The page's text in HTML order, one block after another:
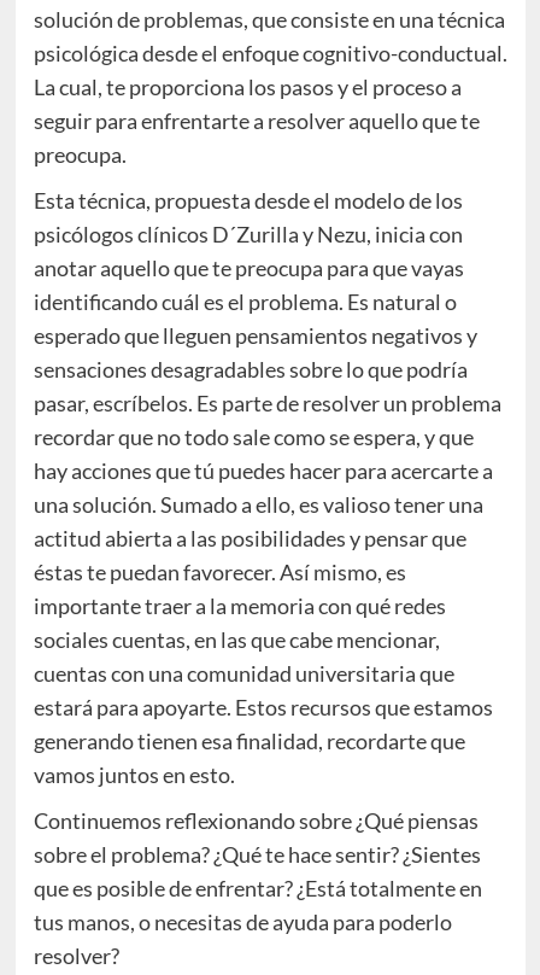
solución de problemas, que consiste en una técnica
psicológica desde el enfoque cognitivo-conductual.
La cual, te proporciona los pasos y el proceso a
seguir para enfrentarte a resolver aquello que te
preocupa.
Esta técnica, propuesta desde el modelo de los
psicólogos clínicos D´Zurilla y Nezu, inicia con
anotar aquello que te preocupa para que vayas
identificando cuál es el problema. Es natural o
esperado que lleguen pensamientos negativos y
sensaciones desagradables sobre lo que podría
pasar, escríbelos. Es parte de resolver un problema
recordar que no todo sale como se espera, y que
hay acciones que tú puedes hacer para acercarte a
una solución. Sumado a ello, es valioso tener una
actitud abierta a las posibilidades y pensar que
éstas te puedan favorecer. Así mismo, es
importante traer a la memoria con qué redes
sociales cuentas, en las que cabe mencionar,
cuentas con una comunidad universitaria que
estará para apoyarte. Estos recursos que estamos
generando tienen esa finalidad, recordarte que
vamos juntos en esto.
Continuemos reflexionando sobre ¿Qué piensas
sobre el problema? ¿Qué te hace sentir? ¿Sientes
que es posible de enfrentar? ¿Está totalmente en
tus manos, o necesitas de ayuda para poderlo
resolver?